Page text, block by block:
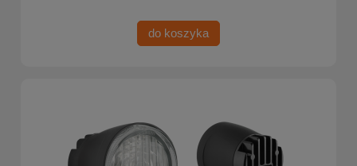
do koszyka